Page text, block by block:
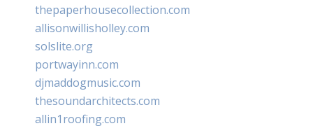
thepaperhousecollection.com
allisonwillisholley.com
solslite.org
portwayinn.com
djmaddogmusic.com
thesoundarchitects.com
allin1roofing.com